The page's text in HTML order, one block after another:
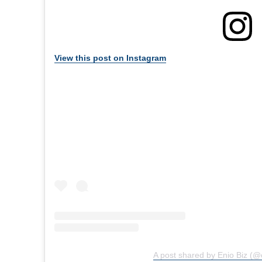
View this post on Instagram
A post shared by Enio Biz